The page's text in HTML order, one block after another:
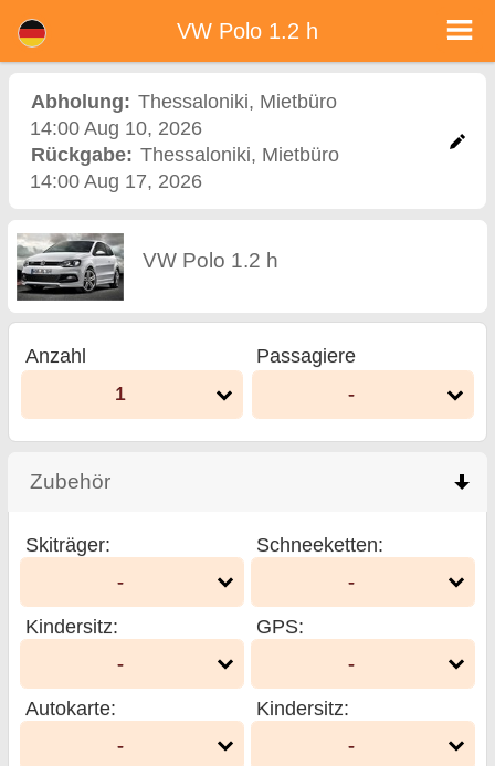
Selbstbeteiligung), unbegrenzte Kilometer, kostenlose Kindersitze, zusätzliche Fahrer kostenlos, niedrigen Preis Autovermietung
garantiert.
VW Polo 1.2 h
Abholung: Thessaloniki, Mietbüro
14:00 Aug 10, 2026
Rückgabe: Thessaloniki, Mietbüro
14:00 Aug 17, 2026
VW Polo 1.2 h
Anzahl
1
Passagiere
-
Zubehör
Skiträger:
-
Schneeketten:
-
Kindersitz:
-
GPS:
-
Autokarte:
-
Kindersitz:
-